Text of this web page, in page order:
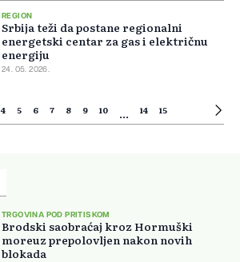
REGION
Srbija teži da postane regionalni
energetski centar za gas i električnu
energiju
24. 05. 2026.
4 5 6 7 8 9 10 ... 14 15
TRGOVINA POD PRITISKOM
Brodski saobraćaj kroz Hormuški
moreuz prepolovljen nakon novih
blokada